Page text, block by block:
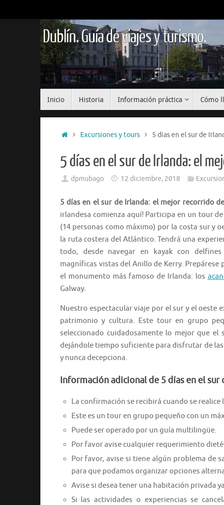
al
Dublín. Guía de viajes y turismo.
Inicio Historia Información práctica Cómo
InicioExcursiones y tours 5 días en el sur de
5 días en el sur de Irlanda: el
dpmubago 12 diciembre, 2018
5 días en el sur de Irlanda: el mejor recorrido
irlandesa comienza aquí! Participa en un tour
(14 personas como máximo) por la costa sur y
la ruta costera del Atlántico. Tendrá una
todo, desde navegar en kayak con
magníficas vistas del Anillo de Kerry. Prepárese
el monumento más famoso de Irlanda: los
Galway.
Nuestro espectacular viaje por el sur y el oeste
patrimonio y cultura. Este tour en grupo
seleccionado cuidadosamente lo mejor que
dejándole tiempo suficiente para disfrutar de
y nunca decepciona.
Información adicional de 5 días en el
La confirmación se recibirá cuando se realice
Este es un tour en grupo pequeño con un
Puede ser operado por un guía multilingüe.
Por favor avise cualquier requerimiento
Por favor, avise si tiene algún problema de
para que podamos organizar opciones
Avise si desea tener una habitación privada
Si las actividades o experiencias se